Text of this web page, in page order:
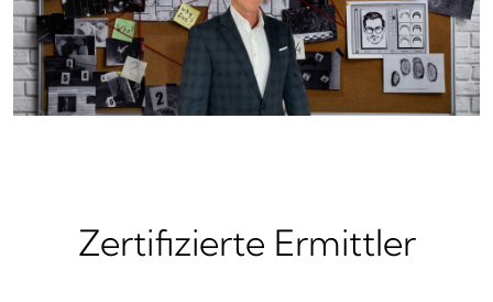
Zertifizierte Ermittler